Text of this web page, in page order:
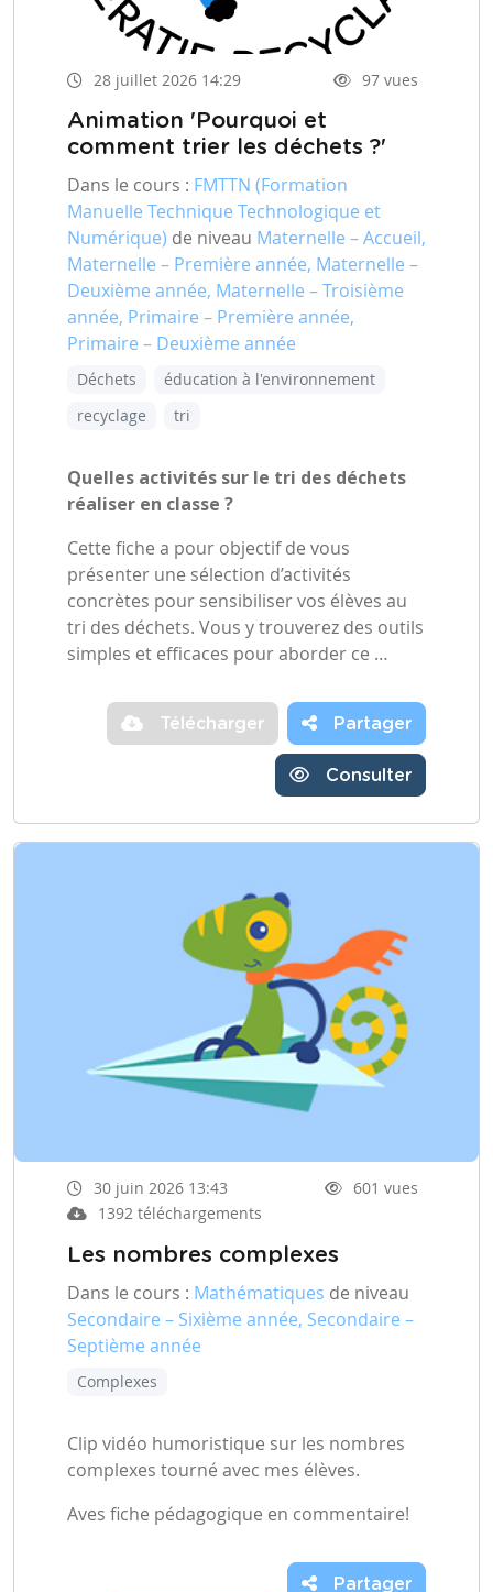
28 juillet 2026 14:29 97 vues
Animation 'Pourquoi et
comment trier les déchets ?'
Dans le cours : FMTTN (Formation
Manuelle Technique Technologique et
Numérique) de niveau Maternelle – Accueil,
Maternelle – Première année, Maternelle –
Deuxième année, Maternelle – Troisième
année, Primaire – Première année,
Primaire – Deuxième année
Déchets
éducation à l'environnement
recyclage
tri
Quelles activités sur le tri des déchets
réaliser en classe ?
Cette fiche a pour objectif de vous
présenter une sélection d’activités
concrètes pour sensibiliser vos élèves au
tri des déchets. Vous y trouverez des outils
simples et efficaces pour aborder ce …
Télécharger Partager
Consulter
30 juin 2026 13:43
601 vues
1392 téléchargements
Les nombres complexes
Dans le cours : Mathématiques de niveau
Secondaire – Sixième année, Secondaire –
Septième année
Complexes
Clip vidéo humoristique sur les nombres
complexes tourné avec mes élèves.
Aves fiche pédagogique en commentaire!
Partager